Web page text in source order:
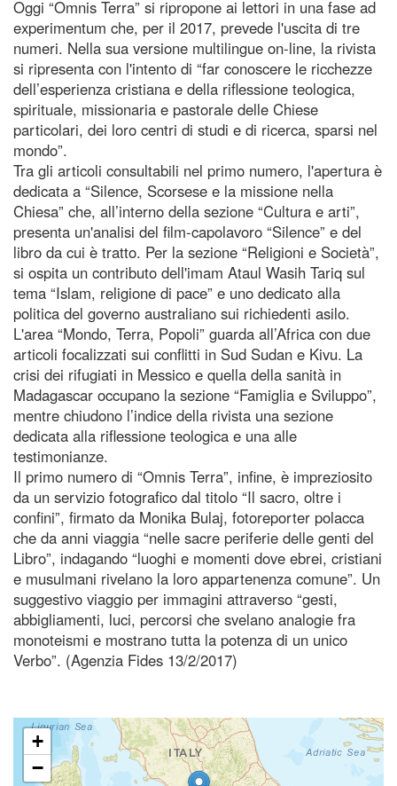
Oggi “Omnis Terra” si ripropone ai lettori in una fase ad
experimentum che, per il 2017, prevede l'uscita di tre
numeri. Nella sua versione multilingue on-line, la rivista
si ripresenta con l'intento di “far conoscere le ricchezze
dell’esperienza cristiana e della riflessione teologica,
spirituale, missionaria e pastorale delle Chiese
particolari, dei loro centri di studi e di ricerca, sparsi nel
mondo”.
Tra gli articoli consultabili nel primo numero, l'apertura è
dedicata a “Silence, Scorsese e la missione nella
Chiesa” che, all’interno della sezione “Cultura e arti”,
presenta un'analisi del film-capolavoro “Silence” e del
libro da cui è tratto. Per la sezione “Religioni e Società”,
si ospita un contributo dell'imam Ataul Wasih Tariq sul
tema “Islam, religione di pace” e uno dedicato alla
politica del governo australiano sui richiedenti asilo.
L'area “Mondo, Terra, Popoli” guarda all’Africa con due
articoli focalizzati sui conflitti in Sud Sudan e Kivu. La
crisi dei rifugiati in Messico e quella della sanità in
Madagascar occupano la sezione “Famiglia e Sviluppo”,
mentre chiudono l’indice della rivista una sezione
dedicata alla riflessione teologica e una alle
testimonianze.
Il primo numero di “Omnis Terra”, infine, è impreziosito
da un servizio fotografico dal titolo “Il sacro, oltre i
confini”, firmato da Monika Bulaj, fotoreporter polacca
che da anni viaggia “nelle sacre periferie delle genti del
Libro”, indagando “luoghi e momenti dove ebrei, cristiani
e musulmani rivelano la loro appartenenza comune”. Un
suggestivo viaggio per immagini attraverso “gesti,
abbigliamenti, luci, percorsi che svelano analogie fra
monoteismi e mostrano tutta la potenza di un unico
Verbo”. (Agenzia Fides 13/2/2017)
+
−